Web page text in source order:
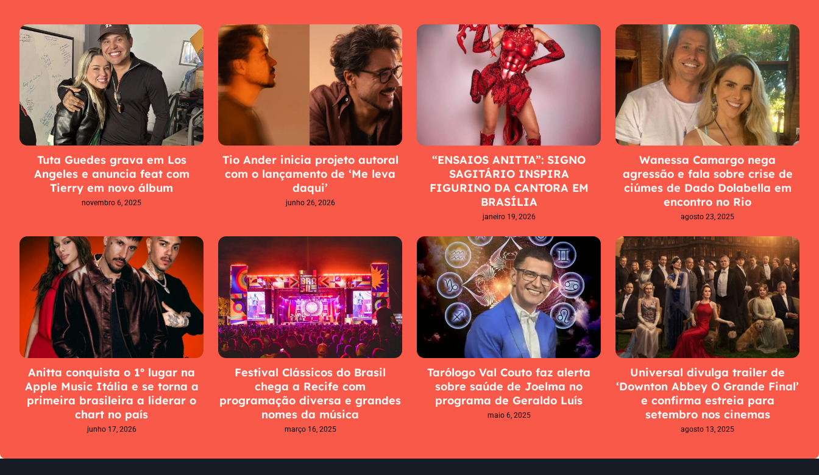
Tuta Guedes grava em Los
Angeles e anuncia feat com
Tierry em novo álbum
novembro 6, 2025
Tio Ander inicia projeto autoral
com o lançamento de ‘Me leva
daqui’
junho 26, 2026
“ENSAIOS ANITTA”: SIGNO
SAGITÁRIO INSPIRA
FIGURINO DA CANTORA EM
BRASÍLIA
janeiro 19, 2026
Wanessa Camargo nega
agressão e fala sobre crise de
ciúmes de Dado Dolabella em
encontro no Rio
agosto 23, 2025
Anitta conquista o 1º lugar na
Apple Music Itália e se torna a
primeira brasileira a liderar o
chart no país
junho 17, 2026
Festival Clássicos do Brasil
chega a Recife com
programação diversa e grandes
nomes da música
março 16, 2025
Tarólogo Val Couto faz alerta
sobre saúde de Joelma no
programa de Geraldo Luís
maio 6, 2025
Universal divulga trailer de
‘Downton Abbey O Grande Final’
e confirma estreia para
setembro nos cinemas
agosto 13, 2025